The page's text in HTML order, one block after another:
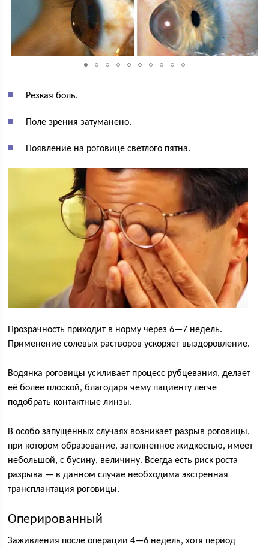
Резкая боль.
Поле зрения затуманено.
Появление на роговице светлого пятна.
Прозрачность приходит в норму через 6—7 недель.
Применение солевых растворов ускоряет выздоровление.
Водянка роговицы усиливает процесс рубцевания, делает
её более плоской, благодаря чему пациенту легче
подобрать контактные линзы.
В особо запущенных случаях возникает разрыв роговицы,
при котором образование, заполненное жидкостью, имеет
небольшой, с бусину, величину. Всегда есть риск роста
разрыва — в данном случае необходима экстренная
трансплантация роговицы.
Оперированный
Заживления после операции 4—6 недель, хотя период